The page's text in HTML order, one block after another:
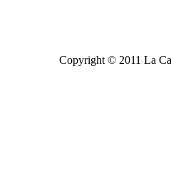
Copyright © 2011 La